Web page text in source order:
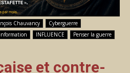
Chauvancy
Cyberguerre
INFLUENCE
Penser la guerre
et contre-